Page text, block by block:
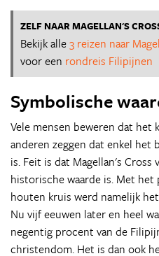
ZELF NAAR MAGELLAN'S
Bekijk alle3 reizen naar
voor een rondreis Filipijnen
Symbolische
Vele mensen beweren dat het
anderen zeggen dat enkel
is. Feit is dat Magellan's Cross
historische waarde is. Met het
houten kruis werd namelijk
Nu vijf eeuwen later en heel
negentig procent van de
christendom. Het is dan ook